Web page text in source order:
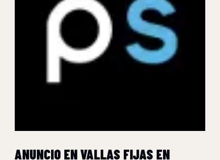
ANUNCIO EN VALLAS FIJAS EN